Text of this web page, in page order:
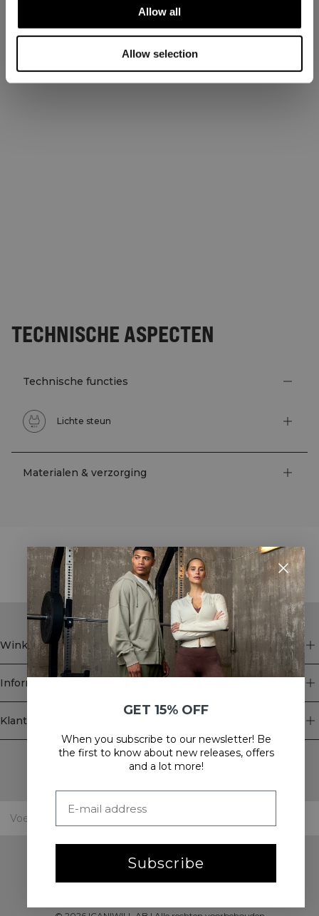
Allow all
Allow selection
TECHNISCHE ASPECTEN
Technische functies
Lichte steun
Materialen & verzorging
STYLE WITH
Winkel
Informatie
Klantenservice
Newsletter
Schrijf je voor onze nieuwsbrief! Ontvang exclusieve
GET 15% OFF
When you subscribe to our newsletter! Be
the first to know about new releases, offers
and a lot more!
Subscribe